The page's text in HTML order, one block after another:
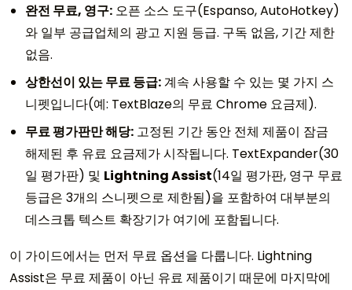
완전 무료, 영구: 오픈 소스 도구(Espanso, AutoHotkey)
와 일부 공급업체의 광고 지원 등급. 구독 없음, 기간 제한
없음.
상한선이 있는 무료 등급:계속 사용할 수 있는 몇 가지 스
니펫입니다(예: TextBlaze의 무료 Chrome 요금제).
무료 평가판만 해당: 고정된 기간 동안 전체 제품이 잠금
해제된 후 유료 요금제가 시작됩니다. TextExpander(30
일 평가판) 및 Lightning Assist(14일 평가판, 영구 무료
등급은 3개의 스니펫으로 제한됨)을 포함하여 대부분의
데스크톱 텍스트 확장기가 여기에 포함됩니다.
이 가이드에서는 먼저 무료 옵션을 다룹니다. Lightning
Assist은 무료 제품이 아닌 유료 제품이기 때문에 마지막에